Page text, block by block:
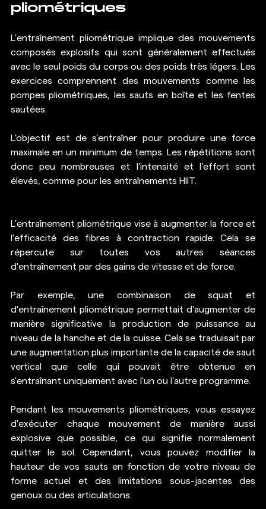
pliométriques
L'entraînement pliométrique implique des mouvements
composés explosifs qui sont généralement effectués
avec le seul poids du corps ou des poids très légers. Les
exercices comprennent des mouvements comme les
pompes pliométriques, les sauts en boîte et les fentes
sautées.
L'objectif est de s'entraîner pour produire une force
maximale en un minimum de temps. Les répétitions sont
donc peu nombreuses et l'intensité et l'effort sont
élevés, comme pour les entraînements HIIT.
L'entraînement pliométrique vise à augmenter la force et
l'efficacité des fibres à contraction rapide. Cela se
répercute sur toutes vos autres séances
d'entraînement par des gains de vitesse et de force.
Par exemple, une combinaison de squat et
d'entraînement pliométrique permettait d'augmenter de
manière significative la production de puissance au
niveau de la hanche et de la cuisse. Cela se traduisait par
une augmentation plus importante de la capacité de saut
vertical que celle qui pouvait être obtenue en
s'entraînant uniquement avec l'un ou l'autre programme.
Pendant les mouvements pliométriques, vous essayez
d'exécuter chaque mouvement de manière aussi
explosive que possible, ce qui signifie normalement
quitter le sol. Cependant, vous pouvez modifier la
hauteur de vos sauts en fonction de votre niveau de
forme actuel et des limitations sous-jacentes des
genoux ou des articulations.